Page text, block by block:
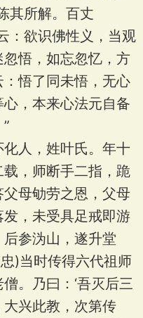
其所解。百丈
：欲识佛性义，当观
悟，如忘忽忆，方
悟了同未悟，无心
，本来心法元自备
人，姓叶氏。年十
，师断手二指，跪
母劬劳之恩，父母
，未受具足戒即游
参沩山，遂升堂
)当时传得六代祖师
。乃曰：‘吾灭后三
兴此教，次第传